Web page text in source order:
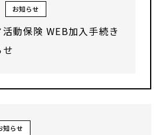
お知らせ
動保険 WEB加入手続き
知らせ